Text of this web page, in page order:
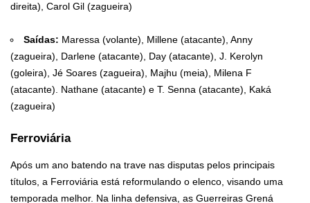
direita), Carol Gil (zagueira)
Saídas: Maressa (volante), Millene (atacante), Anny
(zagueira), Darlene (atacante), Day (atacante), J. Kerolyn
(goleira), Jé Soares (zagueira), Majhu (meia), Milena F
(atacante). Nathane (atacante) e T. Senna (atacante), Kaká
(zagueira)
Ferroviária
Após um ano batendo na trave nas disputas pelos principais
títulos, a Ferroviária está reformulando o elenco, visando uma
temporada melhor. Na linha defensiva, as Guerreiras Grená